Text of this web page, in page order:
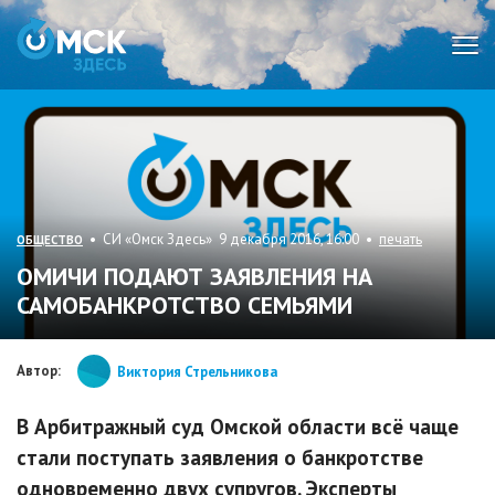
ОБЩЕСТВО • СИ «Омск Здесь» 9 декабря 2016, 16:00 • печать
ОМИЧИ ПОДАЮТ ЗАЯВЛЕНИЯ НА
САМОБАНКРОТСТВО СЕМЬЯМИ
Автор: Виктория Стрельникова
В Арбитражный суд Омской области всё чаще
стали поступать заявления о банкротстве
одновременно двух супругов. Эксперты